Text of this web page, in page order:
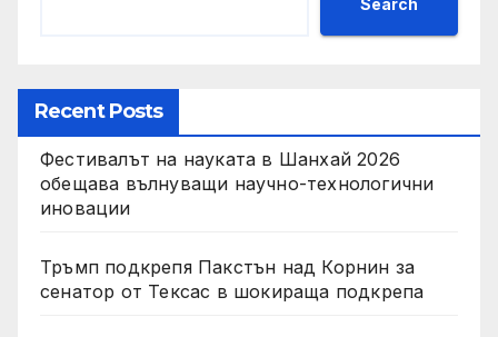
Search
Recent Posts
Фестивалът на науката в Шанхай 2026
обещава вълнуващи научно-технологични
иновации
Тръмп подкрепя Пакстън над Корнин за
сенатор от Тексас в шокираща подкрепа